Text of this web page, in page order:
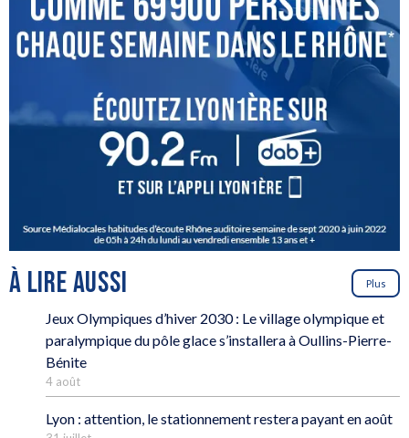
À LIRE AUSSI Plus
Jeux Olympiques d’hiver 2030 : Le village olympique et
paralympique du pôle glace s’installera à Oullins-Pierre-
Bénite
4 août
Lyon : attention, le stationnement restera payant en août